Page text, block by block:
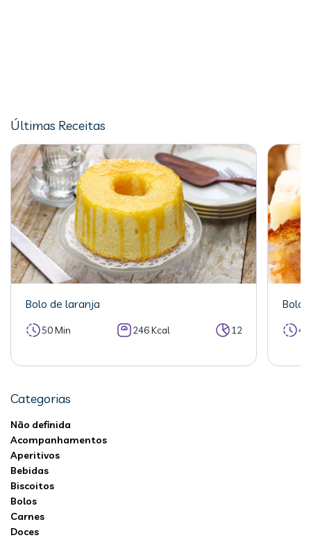
Últimas Receitas
Bolo de laranja
50 Min 246 Kcal 12
Bolo
Categorias
Não definida
Acompanhamentos
Aperitivos
Bebidas
Biscoitos
Bolos
Carnes
Doces